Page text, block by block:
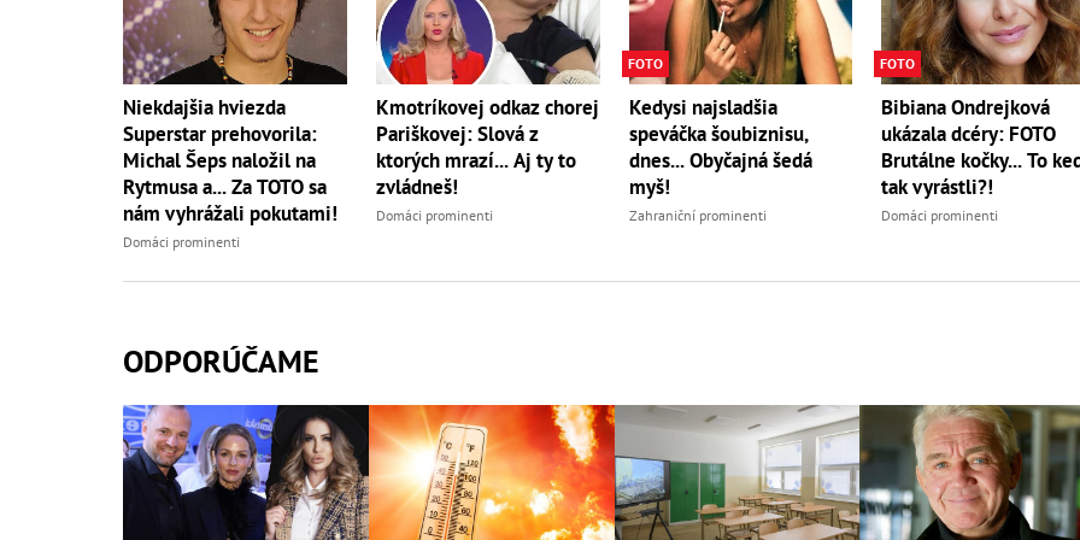
Niekdajšia hviezda
Superstar prehovorila:
Michal Šeps naložil na
Rytmusa a... Za TOTO sa
nám vyhrážali pokutami!
Domáci prominenti
Kmotríkovej odkaz chorej
Pariškovej: Slová z
ktorých mrazí... Aj ty to
zvládneš!
Domáci prominenti
FOTO
Kedysi najsladšia
speváčka šoubiznisu,
dnes... Obyčajná šedá
myš!
Zahraniční prominenti
FOTO
Bibiana Ondrejková
ukázala dcéry: FOTO
Brutálne kočky... To
tak vyrástli?!
Domáci prominenti
ODPORÚČAME